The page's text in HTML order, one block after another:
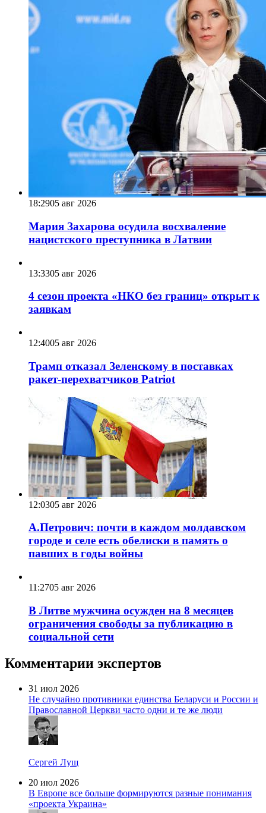
18:2905 авг 2026
Мария Захарова осудила восхваление
нацистского преступника в Латвии
13:3305 авг 2026
4 сезон проекта «НКО без границ» открыт к
заявкам
12:4005 авг 2026
Трамп отказал Зеленскому в поставках
ракет-перехватчиков Patriot
12:0305 авг 2026
А.Петрович: почти в каждом молдавском
городе и селе есть обелиски в память о
павших в годы войны
11:2705 авг 2026
В Литве мужчина осужден на 8 месяцев
ограничения свободы за публикацию в
социальной сети
Комментарии экспертов
31 июл 2026
Не случайно противники единства Беларуси и России и
Православной Церкви часто одни и те же люди
Сергей Лущ
20 июл 2026
В Европе все больше формируются разные понимания
«проекта Украина»